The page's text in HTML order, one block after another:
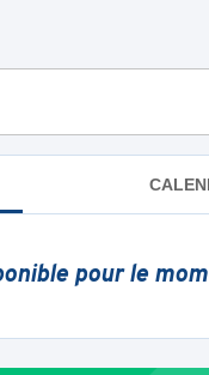
pour le